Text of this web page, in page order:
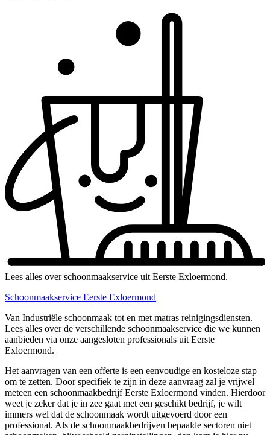
Lees alles over schoonmaakservice uit Eerste Exloermond.
Schoonmaakservice Eerste Exloermond
Van Industriële schoonmaak tot en met matras reinigingsdiensten.
Lees alles over de verschillende schoonmaakservice die we kunnen
aanbieden via onze aangesloten professionals uit Eerste
Exloermond.
Het aanvragen van een offerte is een eenvoudige en kosteloze stap
om te zetten. Door specifiek te zijn in deze aanvraag zal je vrijwel
meteen een schoonmaakbedrijf Eerste Exloermond vinden. Hierdoor
weet je zeker dat je in zee gaat met een geschikt bedrijf, je wilt
immers wel dat de schoonmaak wordt uitgevoerd door een
professional. Als de schoonmaakbedrijven bepaalde sectoren niet